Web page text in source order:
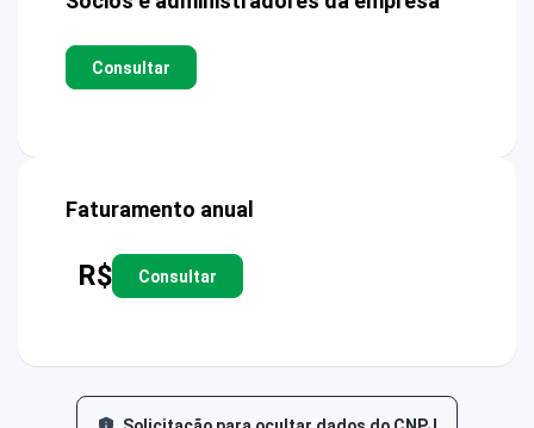
Consultar
Faturamento anual
R$ Consultar